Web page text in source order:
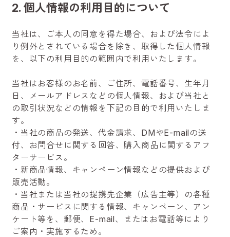
2. 個人情報の利用目的について
当社は、ご本人の同意を得た場合、および法令によ
り例外とされている場合を除き、取得した個人情報
を、以下の利用目的の範囲内で利用いたします。
当社はお客様のお名前、ご住所、電話番号、生年月
日、メールアドレスなどの個人情報、および当社と
の取引状況などの情報を下記の目的で利用いたしま
す。
・当社の商品の発送、代金請求、DMやE-mailの送
付、お問合せに関する回答、購入商品に関するアフ
ターサービス。
・新商品情報、キャンペーン情報などの提供および
販売活動。
・当社または当社の提携先企業（広告主等）の各種
商品・サービスに関する情報、キャンペーン、アン
ケート等を、郵便、E-mail、またはお電話等により
ご案内・実施するため。